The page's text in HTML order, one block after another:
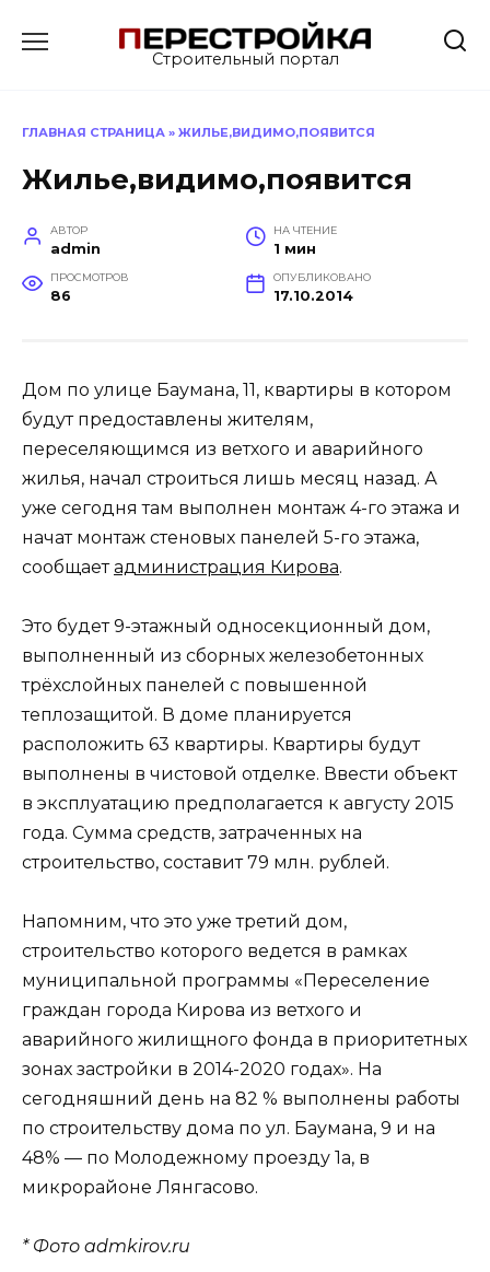
Строительный портал
ГЛАВНАЯ СТРАНИЦА » ЖИЛЬЕ,ВИДИМО,ПОЯВИТСЯ
Жилье,видимо,появится
АВТОР
admin
НА ЧТЕНИЕ
1 мин
ПРОСМОТРОВ
86
ОПУБЛИКОВАНО
17.10.2014
Дом по улице Баумана, 11, квартиры в котором
будут предоставлены жителям,
переселяющимся из ветхого и аварийного
жилья, начал строиться лишь месяц назад. А
уже сегодня там выполнен монтаж 4-го этажа и
начат монтаж стеновых панелей 5-го этажа,
сообщаетадминистрация Кирова.
Это будет 9-этажный односекционный дом,
выполненный из сборных железобетонных
трёхслойных панелей с повышенной
теплозащитой. В доме планируется
расположить 63 квартиры. Квартиры будут
выполнены в чистовой отделке. Ввести объект
в эксплуатацию предполагается к августу 2015
года. Сумма средств, затраченных на
строительство, составит 79 млн. рублей.
Напомним, что это уже третий дом,
строительство которого ведется в рамках
муниципальной программы «Переселение
граждан города Кирова из ветхого и
аварийного жилищного фонда в приоритетных
зонах застройки в 2014-2020 годах». На
сегодняшний день на 82 % выполнены работы
по строительству дома по ул. Баумана, 9 и на
48% — по Молодежному проезду 1а, в
микрорайоне Лянгасово.
* Фото admkirov.ru